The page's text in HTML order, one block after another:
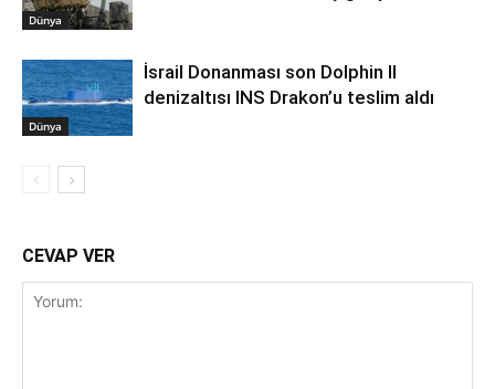
Dünya
Dünya
İsrail Donanması son Dolphin II
denizaltısı INS Drakon’u teslim aldı
CEVAP VER